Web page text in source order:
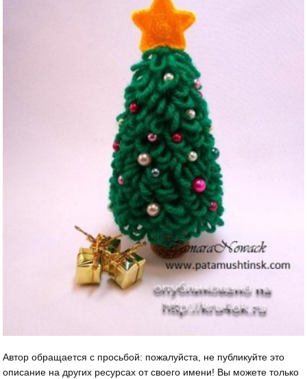
Автор обращается с просьбой: пожалуйста, не публикуйте это
описание на других ресурсах от своего имени! Вы можете только